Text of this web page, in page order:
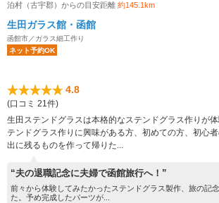
泊村（古宇郡）からの目安距離 約145.1km
生田ガラス館・函館
函館市／ガラス細工作り
ネット予約OK
4.8
(口コミ 21件)
生田ステンドグラスは本格的なステンドグラス作りが
テンドグラス作りに興味がある方、初めての方、初心
出に残るものを作って帰りた...
“夫の退職記念に夫婦で函館旅行へ！”
前々から体験してみたかったステンドグラス製作、旅の記
た。予め完成したパーツが...